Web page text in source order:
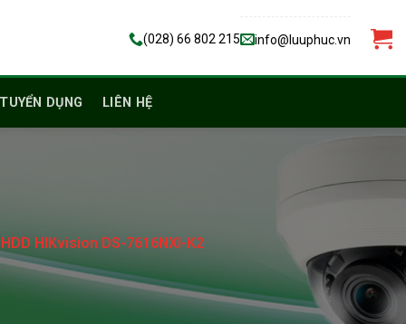
(028) 66 802 215 info@luuphuc.vn
TUYỂN DỤNG LIÊN HỆ
HIKvision DS-7616NXI-K2